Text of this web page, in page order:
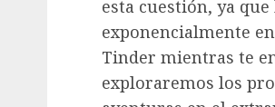
esta cuestión, ya
exponencialmente
Tinder mientras te
exploraremos los